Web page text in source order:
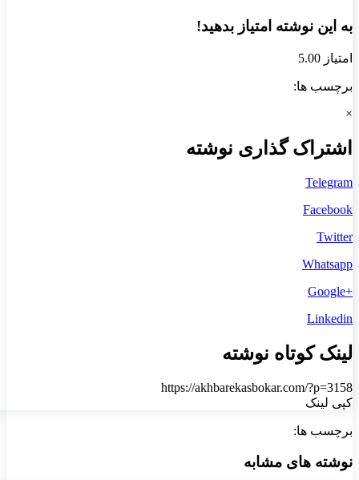
به این نوشته امتیاز بدهید!
امتیاز 5.00
برچسب ها:
×
اشتراک گذاری نوشته
Telegram
Facebook
Twitter
Whatsapp
+Google
Linkedin
لینک کوتاه نوشته
https://akhbarekasbokar.com/?p=3158
کپی لینک
برچسب ها:
نوشته های مشابه